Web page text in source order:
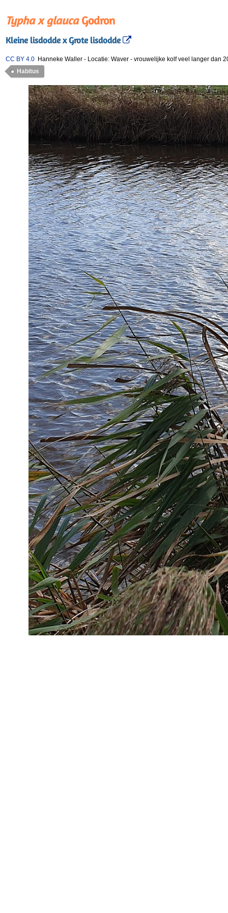
Typha x glaucaGodron
Kleine lisdodde x Grote lisdodde
CC BY 4.0 Hanneke Waller - Locatie: Waver - vrouwelijke kolf veel langer dan
Habitus